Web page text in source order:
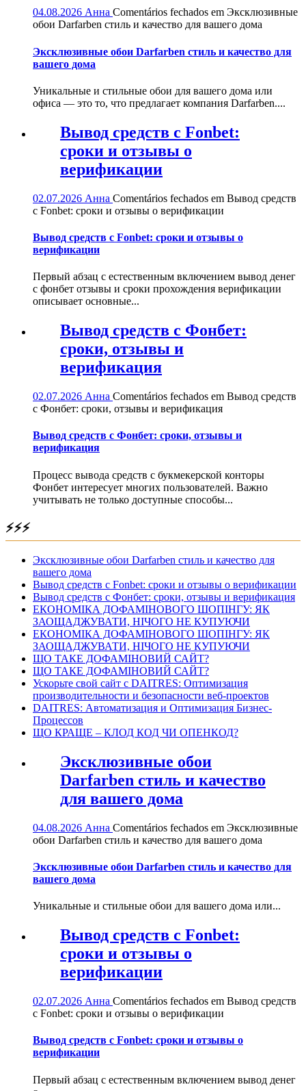
04.08.2026 Анна Comentários fechados em Эксклюзивные
обои Darfarben стиль и качество для вашего дома
Эксклюзивные обои Darfarben стиль и качество для
вашего дома
Уникальные и стильные обои для вашего дома или
офиса — это то, что предлагает компания Darfarben....
Вывод средств с Fonbet:
сроки и отзывы о
верификации
02.07.2026 Анна Comentários fechados em Вывод средств
с Fonbet: сроки и отзывы о верификации
Вывод средств с Fonbet: сроки и отзывы о
верификации
Первый абзац с естественным включением вывод денег
с фонбет отзывы и сроки прохождения верификации
описывает основные...
Вывод средств с Фонбет:
сроки, отзывы и
верификация
02.07.2026 Анна Comentários fechados em Вывод средств
с Фонбет: сроки, отзывы и верификация
Вывод средств с Фонбет: сроки, отзывы и
верификация
Процесс вывода средств с букмекерской конторы
Фонбет интересует многих пользователей. Важно
учитывать не только доступные способы...
⚡⚡⚡
Эксклюзивные обои Darfarben стиль и качество для
вашего дома
Вывод средств с Fonbet: сроки и отзывы о верификации
Вывод средств с Фонбет: сроки, отзывы и верификация
ЕКОНОМІКА ДОФАМІНОВОГО ШОПІНГУ: ЯК
ЗАОЩАДЖУВАТИ, НІЧОГО НЕ КУПУЮЧИ
ЕКОНОМІКА ДОФАМІНОВОГО ШОПІНГУ: ЯК
ЗАОЩАДЖУВАТИ, НІЧОГО НЕ КУПУЮЧИ
ЩО ТАКЕ ДОФАМІНОВИЙ САЙТ?
ЩО ТАКЕ ДОФАМІНОВИЙ САЙТ?
Ускорьте свой сайт с DAITRES: Оптимизация
производительности и безопасности веб-проектов
DAITRES: Автоматизация и Оптимизация Бизнес-
Процессов
ЩО КРАЩЕ – КЛОД КОД ЧИ ОПЕНКОД?
Эксклюзивные обои
Darfarben стиль и качество
для вашего дома
04.08.2026 Анна Comentários fechados em Эксклюзивные
обои Darfarben стиль и качество для вашего дома
Эксклюзивные обои Darfarben стиль и качество для
вашего дома
Уникальные и стильные обои для вашего дома или...
Вывод средств с Fonbet:
сроки и отзывы о
верификации
02.07.2026 Анна Comentários fechados em Вывод средств
с Fonbet: сроки и отзывы о верификации
Вывод средств с Fonbet: сроки и отзывы о
верификации
Первый абзац с естественным включением вывод денег